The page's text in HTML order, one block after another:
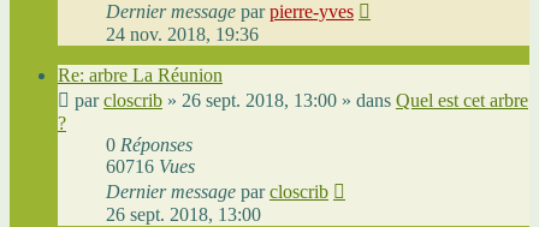
Dernier message parpierre-yves
24 nov. 2018, 19:36
Re: arbre La Réunion
parcloscrib » 26 sept. 2018, 13:00 » dans Quel est cet arbre
?
0 Réponses
60716 Vues
Dernier message parcloscrib
26 sept. 2018, 13:00